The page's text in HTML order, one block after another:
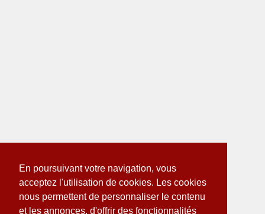
En poursuivant votre navigation, vous
acceptez l'utilisation de cookies. Les cookies
nous permettent de personnaliser le contenu
et les annonces, d'offrir des fonctionnalités